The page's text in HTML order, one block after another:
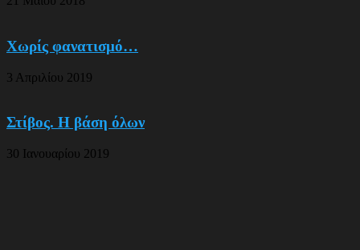
Χωρίς φανατισμό…
3 Απριλίου 2019
Στίβος. Η βάση όλων
30 Ιανουαρίου 2019